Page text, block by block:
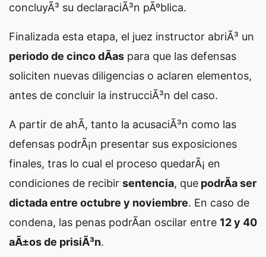
concluyÃ³ su declaraciÃ³n pÃºblica.
Finalizada esta etapa, el juez instructor abriÃ³ un
periodo de cinco dÃ­as para que las defensas
soliciten nuevas diligencias o aclaren elementos,
antes de concluir la instrucciÃ³n del caso.
A partir de ahÃ­, tanto la acusaciÃ³n como las
defensas podrÃ¡n presentar sus exposiciones
finales, tras lo cual el proceso quedarÃ¡ en
condiciones de recibir sentencia, que podrÃ­a ser
dictada entre octubre y noviembre. En caso de
condena, las penas podrÃ­an oscilar entre 12 y 40
aÃ±os de prisiÃ³n.